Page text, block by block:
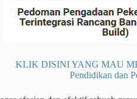
KLIK DISINI YANG MAU
Pendidikan dan